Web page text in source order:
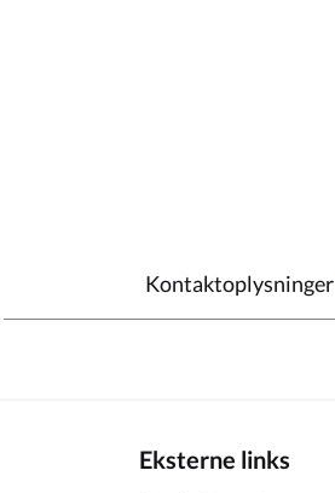
Kontaktoplysninger
Eksterne links